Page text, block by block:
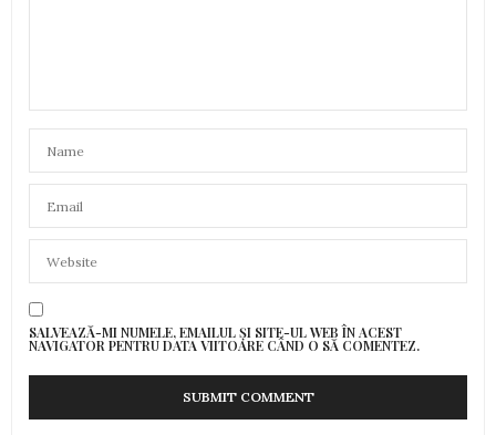
SALVEAZĂ-MI NUMELE, EMAILUL ȘI SITE-UL WEB ÎN ACEST
NAVIGATOR PENTRU DATA VIITOARE CÂND O SĂ COMENTEZ.